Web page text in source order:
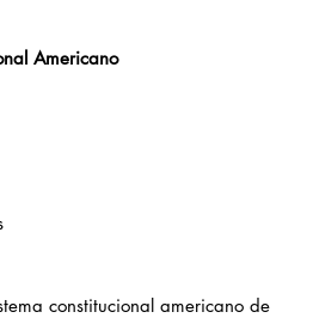
Americano
constitucional americano de